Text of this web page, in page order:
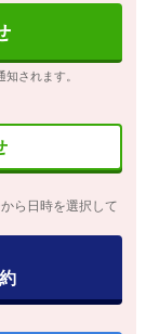
されます。
ら日時を選択して